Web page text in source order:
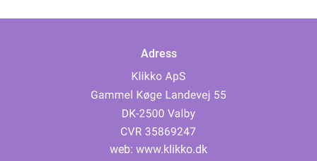
Adress
web: www.klikko.dk